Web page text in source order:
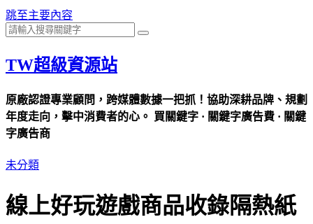
跳至主要內容
TW超級資源站
原廠認證專業顧問，跨媒體數據一把抓！協助深耕品牌、規劃
年度走向，擊中消費者的心。 買關鍵字 · 關鍵字廣告費 · 關鍵
字廣告商
未分類
線上好玩遊戲商品收錄隔熱紙